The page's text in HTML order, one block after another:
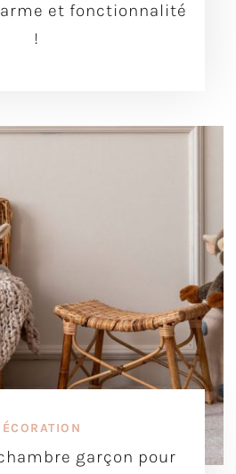
et fonctionnalité
!
garçon pour